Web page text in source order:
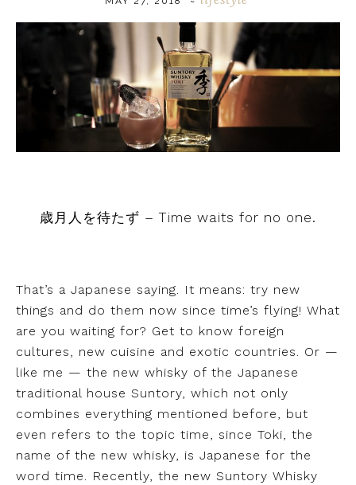
歳月人を待たず – Time waits for no one.
That’s a Japanese saying. It means: try new
things and do them now since time’s flying! What
are you waiting for? Get to know foreign
cultures, new cuisine and exotic countries. Or —
like me — the new whisky of the Japanese
traditional house Suntory, which not only
combines everything mentioned before, but
even refers to the topic time, since Toki, the
name of the new whisky, is Japanese for the
word time. Recently, the new Suntory Whisky